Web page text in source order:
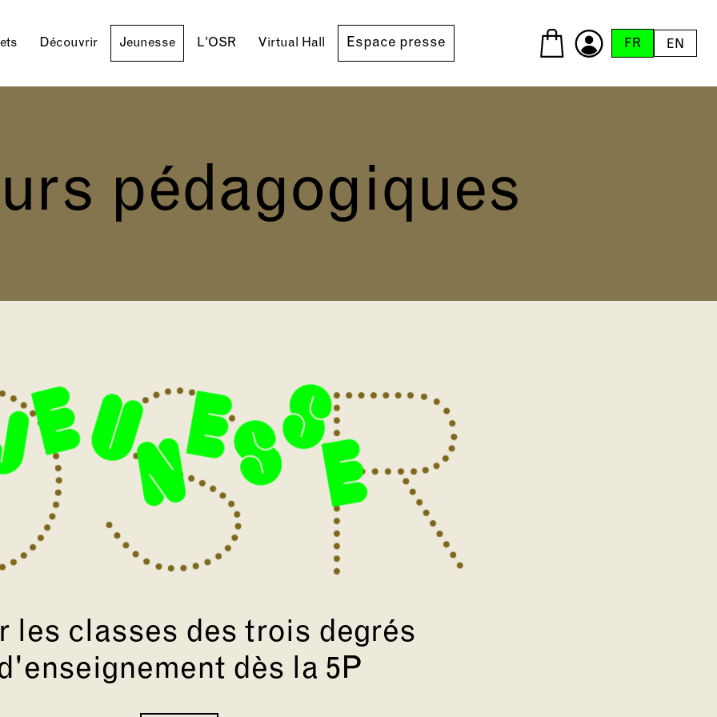
Découvrir Jeunesse
toutes les activités scolaires 2026-27
L'OSR Virtual Hall Espace presse FR EN
pédagogiques
les classes des trois degrés
dès la 5P